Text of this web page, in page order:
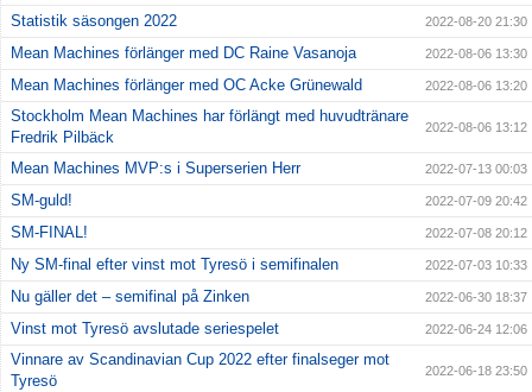
Statistik säsongen 2022 2022-08-20 21:30
Mean Machines förlänger med DC Raine Vasanoja 2022-08-06 13:30
Mean Machines förlänger med OC Acke Grünewald 2022-08-06 13:20
Stockholm Mean Machines har förlängt med huvudtränare
Fredrik Pilbäck
2022-08-06 13:12
Mean Machines MVP:s i Superserien Herr 2022-07-13 00:03
SM-guld! 2022-07-09 20:42
SM-FINAL! 2022-07-08 20:12
Ny SM-final efter vinst mot Tyresö i semifinalen 2022-07-03 10:33
Nu gäller det – semifinal på Zinken 2022-06-30 18:37
Vinst mot Tyresö avslutade seriespelet 2022-06-24 12:06
Vinnare av Scandinavian Cup 2022 efter finalseger mot
Tyresö
2022-06-18 23:50